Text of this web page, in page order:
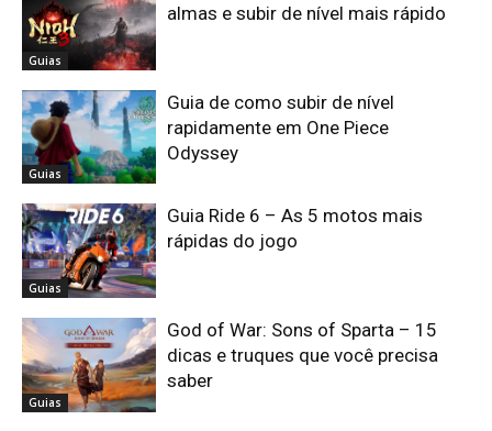
Guias
almas e subir de nível mais rápido
Guias
Guia de como subir de nível
rapidamente em One Piece
Odyssey
Guias
Guia Ride 6 – As 5 motos mais
rápidas do jogo
Guias
God of War: Sons of Sparta – 15
dicas e truques que você precisa
saber